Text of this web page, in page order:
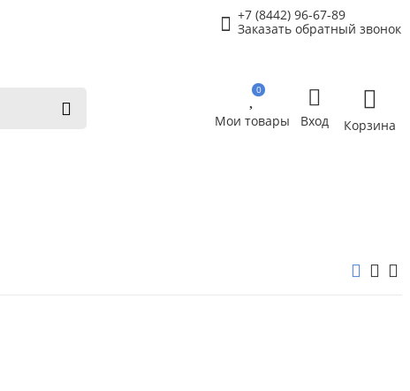
+7 (8442) 96-67-89
Заказать обратный звонок
0
Мои товары Вход Корзина